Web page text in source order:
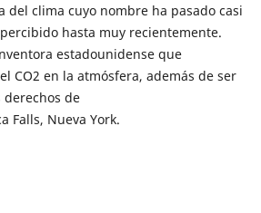
del clima cuyo nombre ha pasado casi
hasta muy recientemente.
estadounidense que
CO2 en la atmósfera, además de ser
derechos de
Falls, Nueva York.